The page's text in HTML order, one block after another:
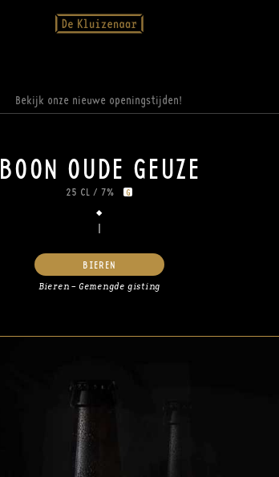
Bekijk onze nieuwe openingstijden!
BOON OUDE GEUZE
25 CL / 7% G
BIEREN
Bieren – Gemengde gisting